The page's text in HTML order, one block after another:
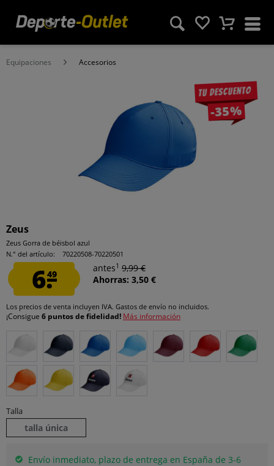
Equipaciones Accesorios
Tu descuento
-35%
Zeus
Zeus Gorra de béisbol azul
N.° del artículo:
70220508-70220501
6.49
antes1 9,99 €
Ahorras: 3,50 €
Los precios de venta incluyen IVA. Gastos de envío no incluidos.
¡Consigue 6 puntos de fidelidad! Más información
Talla
talla única
Envío inmediato, plazo de entrega en España de 3-6